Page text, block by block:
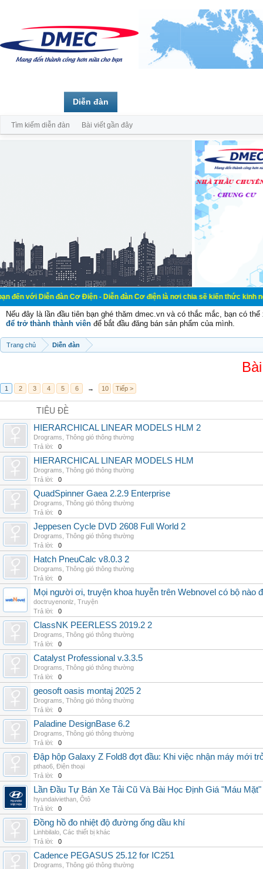
đàn Cơ Điện - Diễn đàn Cơ điện là nơi chia sẽ kiến thức kinh nghiệm
Nếu đây là lần đầu tiên bạn ghé thăm dmec.vn và có thắc mắc, bạn có
để trở thành thành viên để bắt đầu đăng bán sản phẩm của mình.
Trang chủ Diễn đàn
1 2 3 4 5 6 → 10 Tiếp >
TIÊU ĐỀ
HIERARCHICAL LINEAR MODELS HLM 2
Drograms Thông gió thông thường
Trả lời:
0
HIERARCHICAL LINEAR MODELS HLM
Drograms Thông gió thông thường
Trả lời:
0
QuadSpinner Gaea 2.2.9 Enterprise
Drograms Thông gió thông thường
Trả lời:
0
Jeppesen Cycle DVD 2608 Full World 2
Drograms Thông gió thông thường
Trả lời:
0
Hatch PneuCalc v8.0.3 2
Drograms Thông gió thông thường
Trả lời:
0
Mọi người ơi, truyện khoa huyễn trên Webnovel có bộ nào
doctruyenonlz Truyện
Trả lời:
0
ClassNK PEERLESS 2019.2 2
Drograms Thông gió thông thường
Trả lời:
0
Catalyst Professional v.3.3.5
Drograms Thông gió thông thường
Trả lời:
0
geosoft oasis montaj 2025 2
Drograms Thông gió thông thường
Trả lời:
0
Paladine DesignBase 6.2
Drograms Thông gió thông thường
Trả lời:
0
Đập hộp Galaxy Z Fold8 đợt đầu: Khi việc nhận máy mới
pthao6 Điện thoại
Trả lời:
0
Lần Đầu Tự Bán Xe Tải Cũ Và Bài Học Định Giá "Máu
hyundaiviethan Ôtô
Trả lời:
0
Đồng hồ đo nhiệt độ đường ống dầu khí
Linhbilalo Các thiết bị khác
Trả lời:
0
Cadence PEGASUS 25.12 for IC251
Drograms Thông gió thông thường
Diễn đàn
Tìm kiếm diễn đàn Bài viết gần đây